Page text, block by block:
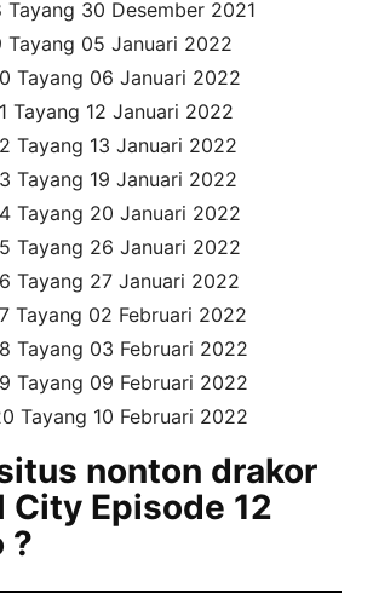
Tayang 30 Desember 2021
Tayang 05 Januari 2022
Tayang 06 Januari 2022
Tayang 12 Januari 2022
Tayang 13 Januari 2022
Tayang 19 Januari 2022
Tayang 20 Januari 2022
Tayang 26 Januari 2022
Tayang 27 Januari 2022
Tayang 02 Februari 2022
Tayang 03 Februari 2022
Tayang 09 Februari 2022
Tayang 10 Februari 2022
nonton drakor
Episode 12
?